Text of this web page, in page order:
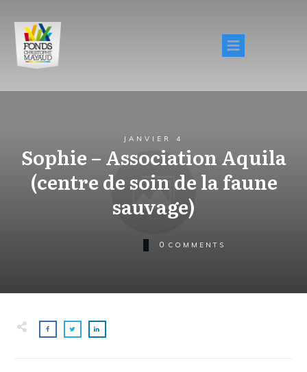
JANVIER 4
Sophie – Association Aquila
(centre de soin de la faune
sauvage)
0 COMMENTS